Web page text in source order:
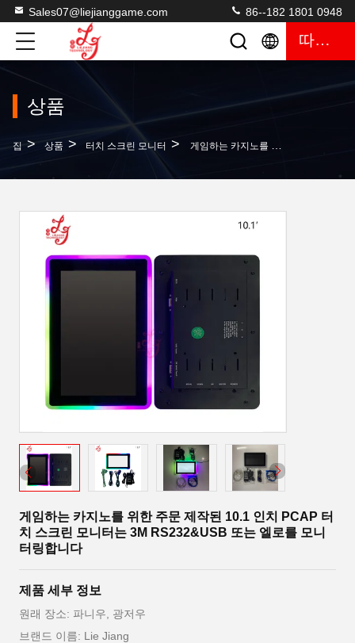
Sales07@liejianggame.com 86--182 1801 0948
따옴표
상품
집 > 상품 > 터치 스크린 모니터 > 게임하는 카지노를 위한 주문 제작된 10.1 인치 PCAP 터치 스크린 모니터는 3M RS232&USB 또는 엘로를 모니터링합니다
게임하는 카지노를 위한 주문 제작된 10.1 인치 PCAP 터
치 스크린 모니터는 3M RS232&USB 또는 엘로를 모니
터링합니다
제품 세부 정보
원래 장소: 파니우, 광저우
브랜드 이름: Lie Jiang